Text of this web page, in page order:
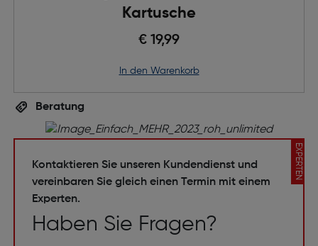
Kartusche
€ 19,99
in den Warenkorb
Beratung
EXPERTEN
Kontaktieren Sie unseren Kundendienst und
vereinbaren Sie gleich einen Termin mit einem
Experten.
Haben Sie Fragen?